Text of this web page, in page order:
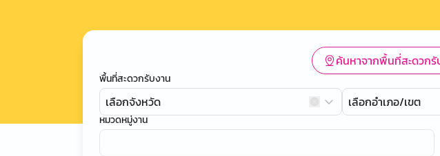
ค้นหาจากพื้นที่สะดวกรั
พื้นที่สะดวกรับงาน
เลือกจังหวัด เลือกอำเภอ/เขต
หมวดหมู่งาน